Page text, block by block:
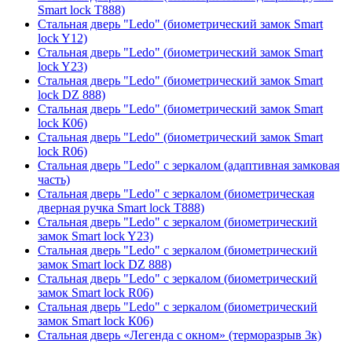
Smart lock T888)
Стальная дверь "Ledo" (биометрический замок Smart
lock Y12)
Стальная дверь "Ledo" (биометрический замок Smart
lock Y23)
Стальная дверь "Ledo" (биометрический замок Smart
lock DZ 888)
Стальная дверь "Ledo" (биометрический замок Smart
lock К06)
Стальная дверь "Ledo" (биометрический замок Smart
lock R06)
Стальная дверь "Ledo" с зеркалом (адаптивная замковая
часть)
Стальная дверь "Ledo" с зеркалом (биометрическая
дверная ручка Smart lock T888)
Стальная дверь "Ledo" с зеркалом (биометрический
замок Smart lock Y23)
Стальная дверь "Ledo" с зеркалом (биометрический
замок Smart lock DZ 888)
Стальная дверь "Ledo" с зеркалом (биометрический
замок Smart lock R06)
Стальная дверь "Ledo" с зеркалом (биометрический
замок Smart lock К06)
Стальная дверь «Легенда с окном» (терморазрыв 3к)